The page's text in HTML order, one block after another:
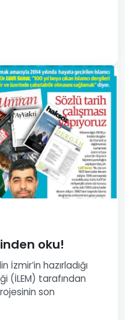
oku!
hazırladığı
(İLEM) tarafından
son